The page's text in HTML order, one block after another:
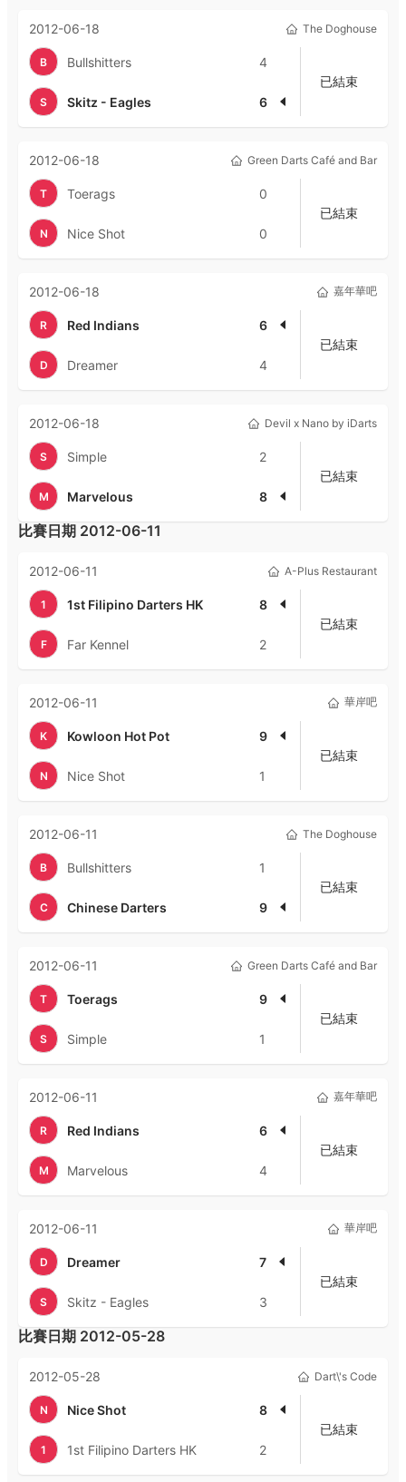
2012-06-18 The Doghouse
B Bullshitters 4
S Skitz - Eagles 6
已結束
2012-06-18 Green Darts Café and Bar
T Toerags 0
N Nice Shot 0
已結束
2012-06-18 嘉年華吧
R Red Indians 6
D Dreamer 4
已結束
2012-06-18 Devil x Nano by iDarts
S Simple 2
M Marvelous 8
已結束
比賽日期 2012-06-11
2012-06-11 A-Plus Restaurant
1 1st Filipino Darters HK 8
F Far Kennel 2
已結束
2012-06-11 華岸吧
K Kowloon Hot Pot 9
N Nice Shot 1
已結束
2012-06-11 The Doghouse
B Bullshitters 1
C Chinese Darters 9
已結束
2012-06-11 Green Darts Café and Bar
T Toerags 9
S Simple 1
已結束
2012-06-11 嘉年華吧
R Red Indians 6
M Marvelous 4
已結束
2012-06-11 華岸吧
D Dreamer 7
S Skitz - Eagles 3
已結束
比賽日期 2012-05-28
2012-05-28 Dart\'s Code
N Nice Shot 8
1 1st Filipino Darters HK 2
已結束